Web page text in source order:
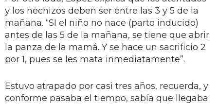
y los hechizos deben ser entre las 3 y 5 de la
mañana. “SI el niño no nace (parto inducido)
antes de las 5 de la mañana, se tiene que abrir
la panza de la mamá. Y se hace un sacrificio 2
por 1, pues se les mata inmediatamente”.
Estuvo atrapado por casi tres años, recuerda, y
conforme pasaba el tiempo, sabía que llegaba